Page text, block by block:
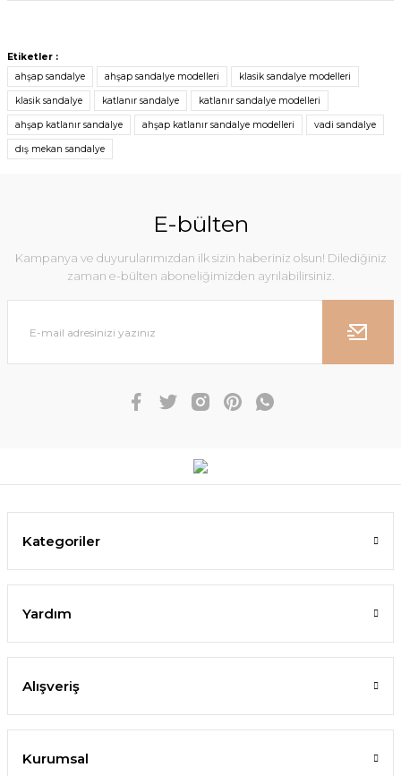
Etiketler :
ahşap sandalye
ahşap sandalye modelleri klasik sandalye modelleri
klasik sandalye katlanır sandalye katlanır sandalye modelleri
ahşap katlanır sandalye ahşap katlanır sandalye modelleri vadi sandalye
dış mekan sandalye
E-bülten
Kampanya ve duyurularımızdan ilk sizin haberiniz olsun! Dilediğiniz
zaman e-bülten aboneliğimizden ayrılabilirsiniz.
Kategoriler
Yardım
Alışveriş
Kurumsal